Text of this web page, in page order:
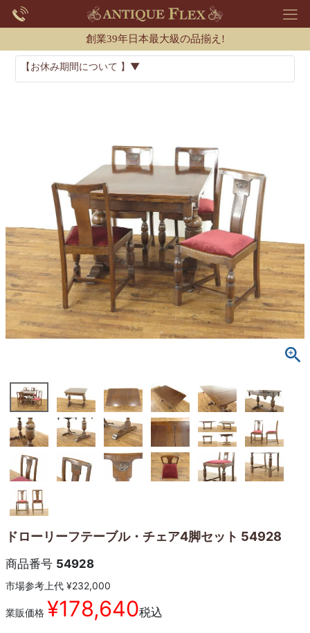
創業39年日本最大級の品揃え!
【お休み期間について 】▼
ドローリーフテーブル・チェア4脚セット 54928
商品番号 54928
市場参考上代 ¥232,000
業販価格 ¥178,640税込